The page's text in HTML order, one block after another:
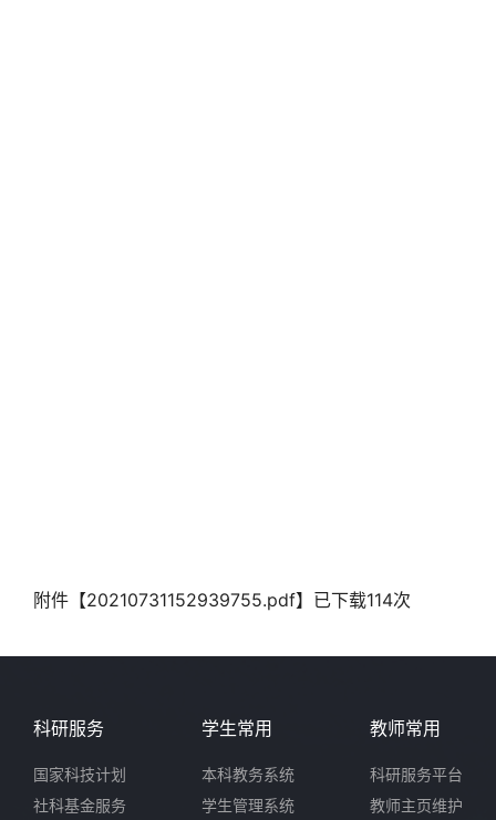
附件【20210731152939755.pdf】已下载114次
科研服务
国家科技计划
社科基金服务
学生常用
本科教务系统
学生管理系统
教师常用
科研服务平台
教师主页维护